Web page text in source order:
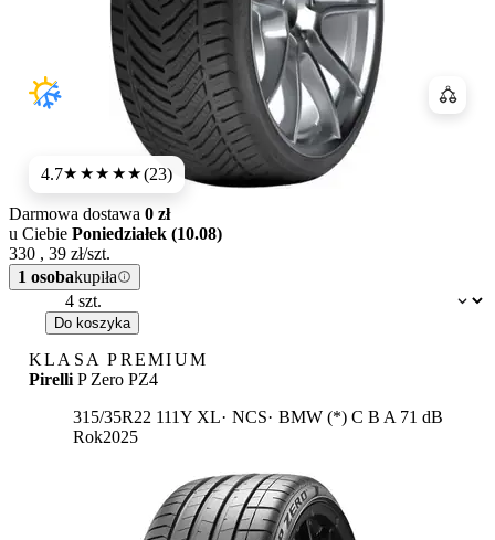
4.7★★★★★(23)
Dostępność:
Darmowa dostawa 0 zł
u Ciebie Poniedziałek (10.08)
330 , 39 zł/szt.
1 osobakupiła
Do koszyka
KLASA PREMIUM
Pirelli P Zero PZ4
315/35R22 111Y XL
NCS BMW (*) Etykieta:
C B A 71 dB
Rok2025